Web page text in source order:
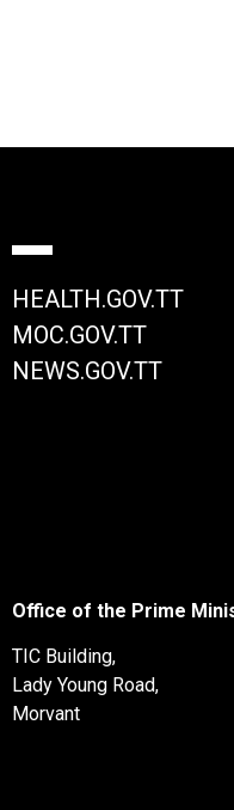
HEALTH.GOV.TT
MOC.GOV.TT
NEWS.GOV.TT
Office of the Prime
TIC Building,
Lady Young Road,
Morvant